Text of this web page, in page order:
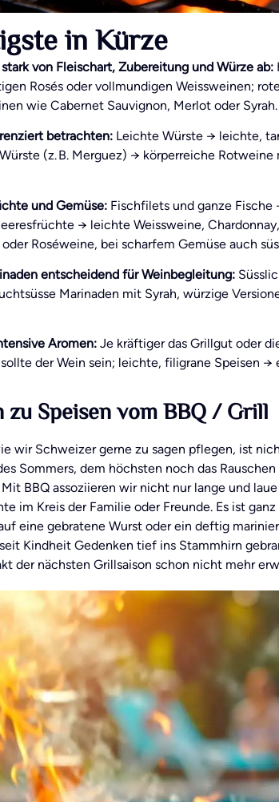
in Kürze
von Fleischart, Zubereitung und Würze ab:
Rosés oder vollmundigen Weissweinen;
wie Cabernet Sauvignon, Merlot oder Syrah.
betrachten: Leichte Würste → leichte,
(z. B. Merguez) → körperreiche
und Gemüse: Fischfilets und ganze Fische
→ leichte Weissweine,
Roséweine, bei scharfem Gemüse auch
entscheidend für Weinbegleitung:
Marinaden mit Syrah, würzige
Aromen: Je kräftiger das Grillgut oder
der Wein sein; leichte, filigrane Speisen
zu Speisen vom BBQ / Grill
wir Schweizer gerne zu sagen pflegen, ist
Sommers, dem höchsten noch das
BBQ assoziieren wir nicht nur lange und
im Kreis der Familie oder Freunde. Es ist
eine gebratene Wurst oder ein deftig
Kindheit Gedenken tief ins Stammhirn
der nächsten Grillsaison schon nicht mehr